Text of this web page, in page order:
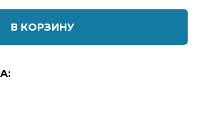
В КОРЗИНУ